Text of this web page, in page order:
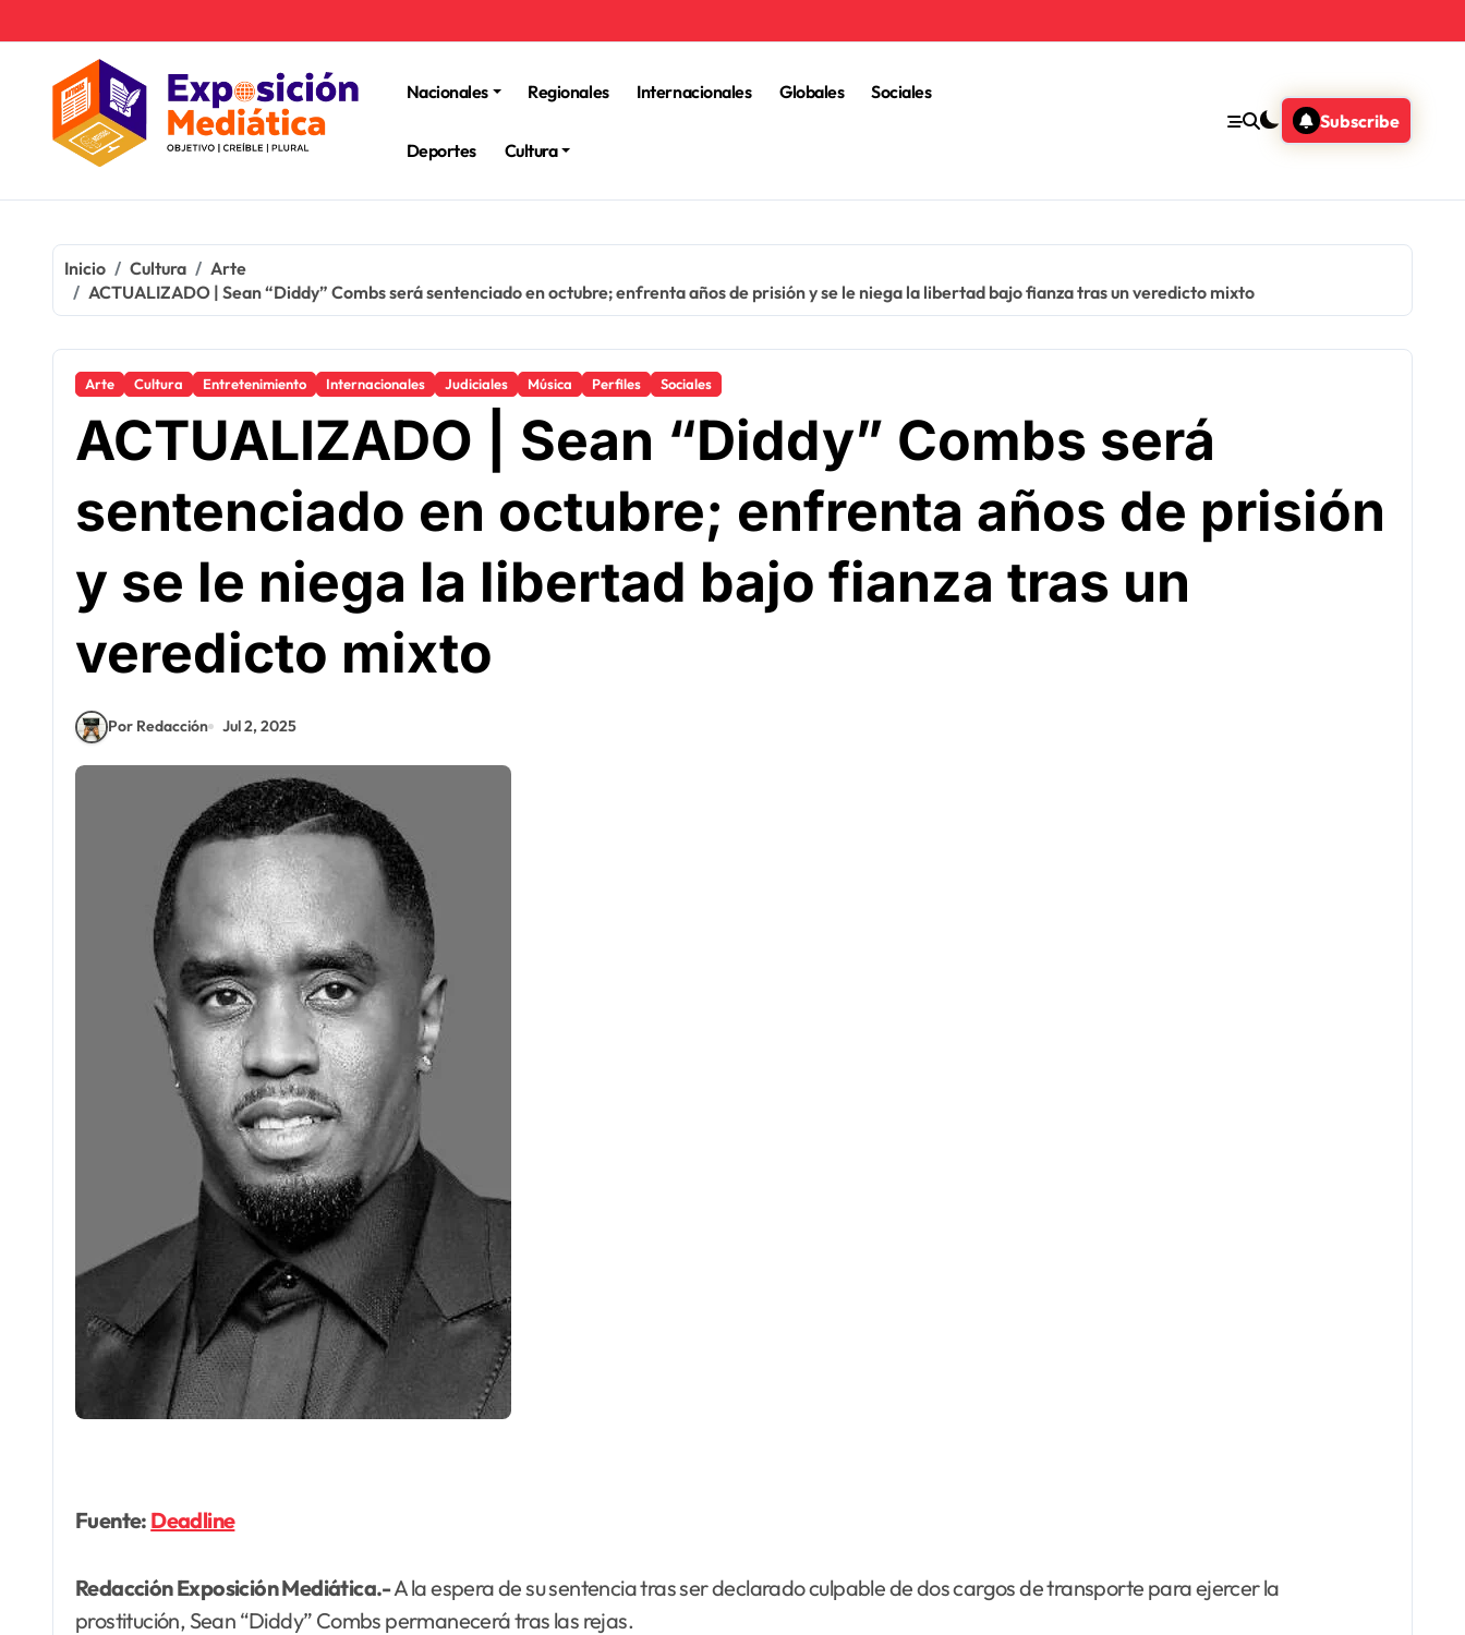
Nacionales
Regionales Internacionales Globales Sociales
Deportes Cultura
Subscribe
Inicio Cultura
Arte
ACTUALIZADO | Sean “Diddy” Combs será sentenciado en octubre; enfrenta años de prisión y se le niega la libertad bajo fianza tras un veredicto mixto
Arte Cultura Entretenimiento Internacionales Judiciales Música Perfiles Sociales
ACTUALIZADO | Sean “Diddy” Combs será
sentenciado en octubre; enfrenta años de prisión
y se le niega la libertad bajo fianza tras un
veredicto mixto
Por Redacción Jul 2, 2025
Fuente: Deadline
Redacción Exposición Mediática.-A la espera de su sentencia tras ser declarado culpable de dos cargos de transporte para ejercer la
prostitución, Sean “Diddy” Combs permanecerá tras las rejas.